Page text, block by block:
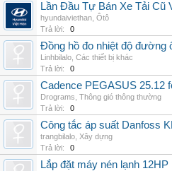
Lần Đầu Tự Bán Xe Tải Cũ
hyundaiviethan Ôtô
Trả lời:
0
Đồng hồ đo nhiệt độ đường
Linhbilalo Các thiết bị khác
Trả lời:
0
Cadence PEGASUS 25.12
Drograms Thông gió thông thường
Trả lời:
0
Công tắc áp suất Danfoss
trangbilalo Xây dựng
Trả lời:
0
Lắp đặt máy nén lạnh